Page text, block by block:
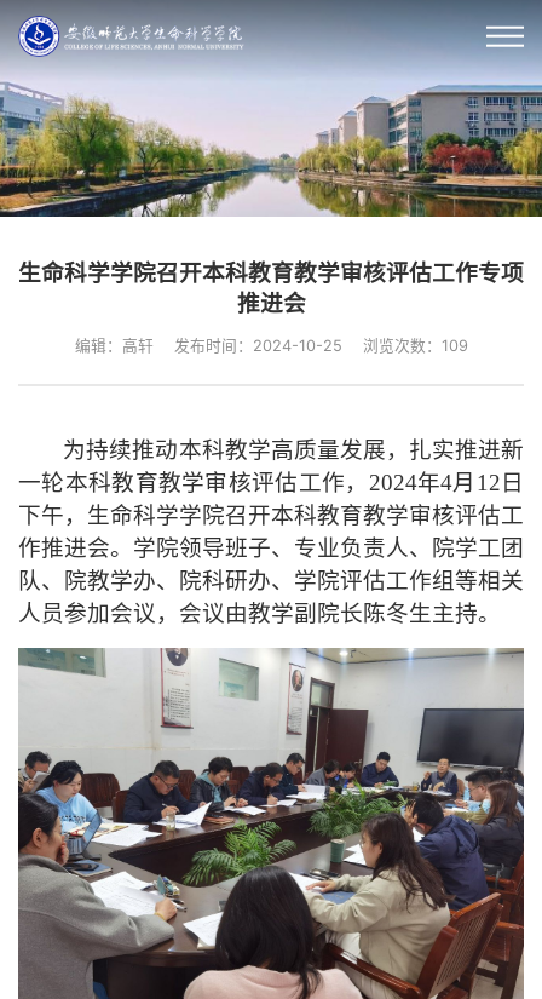
生命科学学院召开本科教育教学审核评估工作专项
推进会
编辑：高轩 发布时间：2024-10-25 浏览次数： 109
为持续推动本科教学高质量发展，扎实推进新
一轮本科教育教学审核评估工作，2024年4月12日
下午， 生命科学学院召开本科教育教学审核评估工
作推进会。 学院领导班子、 专业负责人、院学工团
队、院教学办、院科研办、 学院评估工作组等相关
人员参加会议， 会议由教学副院长陈冬生主持。